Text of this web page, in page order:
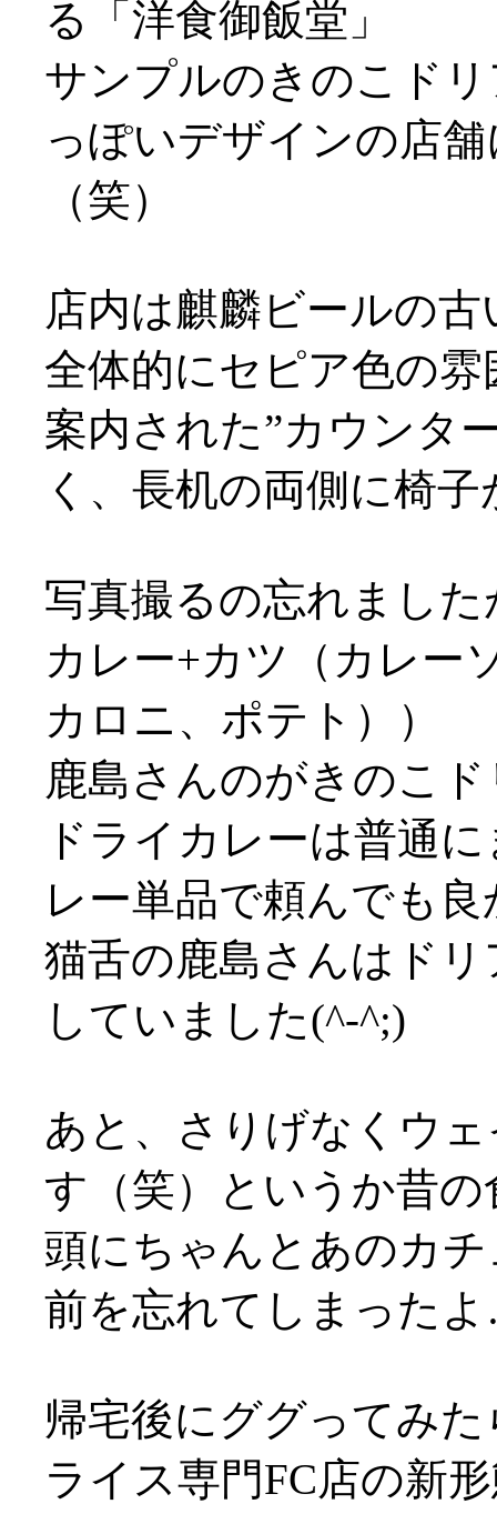
る「洋食御飯堂」
サンプルのきのこド
っぽいデザインの店
（笑）
店内は麒麟ビールの
全体的にセピア色の雰
案内された”カウンタ
く、長机の両側に椅
写真撮るの忘れまし
カレー+カツ（カレー
カロニ、ポテト））
鹿島さんのがきのこ
ドライカレーは普通
レー単品で頼んでも
猫舌の鹿島さんはド
していました(^-^;)
あと、さりげなくウ
す（笑）というか昔
頭にちゃんとあのカ
前を忘れてしまった
帰宅後にググってみ
ライス専門FC店の新